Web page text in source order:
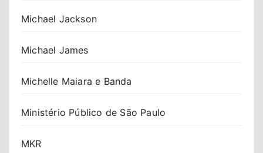
Michael Jackson
Michael James
Michelle Maiara e Banda
Ministério Público de São Paulo
MKR